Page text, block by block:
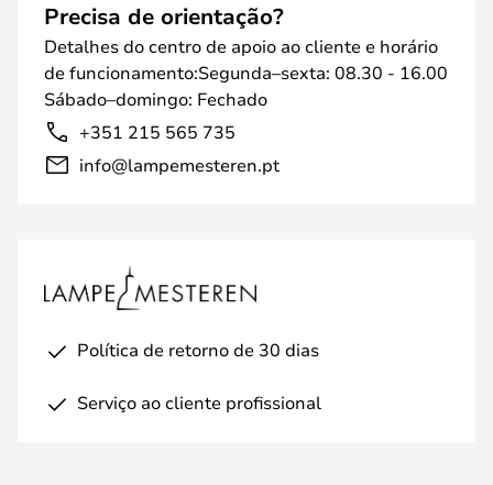
Precisa de orientação?
Detalhes do centro de apoio ao cliente e horário
de funcionamento:Segunda–sexta: 08.30 - 16.00
Sábado–domingo: Fechado
+351 215 565 735
info@lampemesteren.pt
Política de retorno de 30 dias
Serviço ao cliente profissional